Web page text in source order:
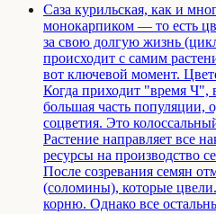
Саза курильская, как и
монокарпиком — то есть
за свою долгую жизнь
происходит с самим
вот ключевой момент.
Когда приходит "время Ч",
большая часть популяции,
соцветия. Это
Растение направляет все
ресурсы на производство
После созревания семян
(соломины), которые
корню. Однако все